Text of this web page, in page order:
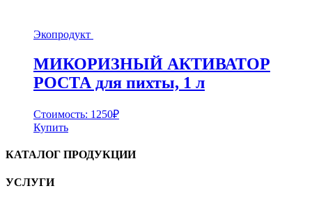
Экопродукт
МИКОРИЗНЫЙ АКТИВАТОР
РОСТА для пихты, 1 л
Стоимость: 1250₽
Купить
КАТАЛОГ ПРОДУКЦИИ
УСЛУГИ